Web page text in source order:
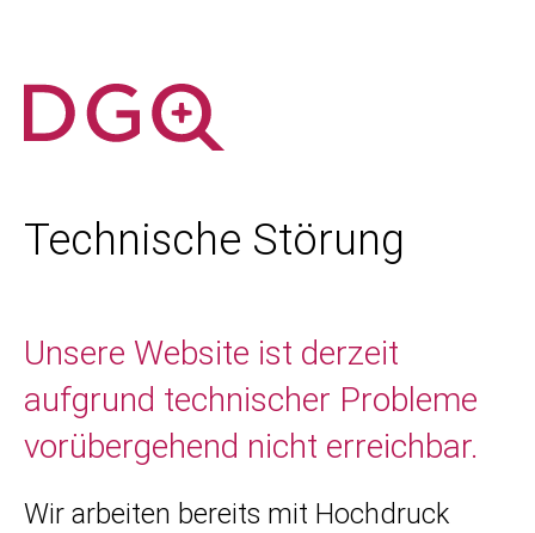
Technische Störung
Unsere Website ist derzeit
aufgrund technischer Probleme
vorübergehend nicht erreichbar.
Wir arbeiten bereits mit Hochdruck